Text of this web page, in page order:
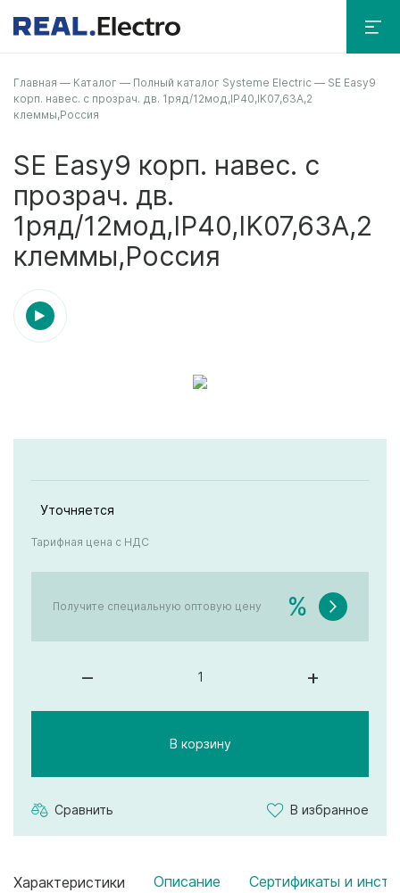
Главная — Каталог — Полный каталог Systeme Electric — SE Easy9
корп. навес. с прозрач. дв. 1ряд/12мод,IP40,IK07,63А,2
клеммы,Россия
SE Easy9 корп. навес. с
прозрач. дв.
1ряд/12мод,IP40,IK07,63А,2
клеммы,Россия
Уточняется
Тарифная цена с НДС
Получите специальную оптовую цену %
– +
В корзину
Сравнить В избранное
Характеристики Описание Сертификаты и